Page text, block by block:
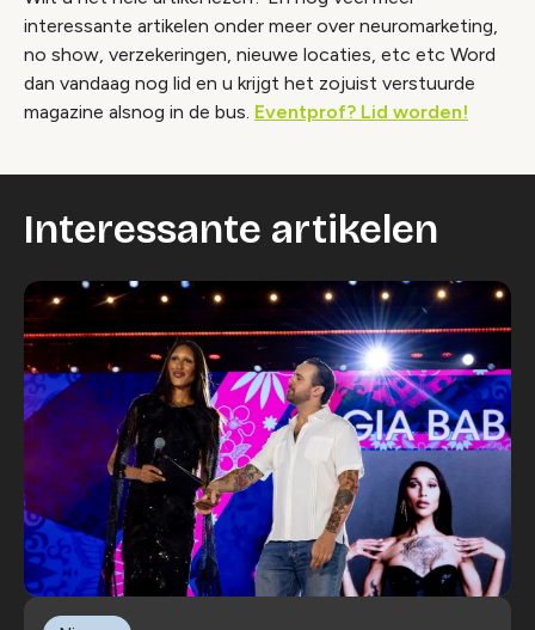
interessante artikelen onder meer over neuromarketing,
no show, verzekeringen, nieuwe locaties, etc etc Word
dan vandaag nog lid en u krijgt het zojuist verstuurde
magazine alsnog in de bus. Eventprof? Lid worden!
Interessante artikelen